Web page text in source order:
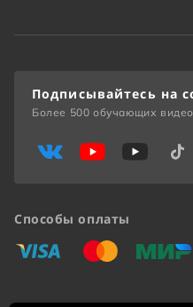
Способы оплаты
«Виза» «Мастеркард»
«Мир»
Подписывайтесь на
Более 500 обучающих